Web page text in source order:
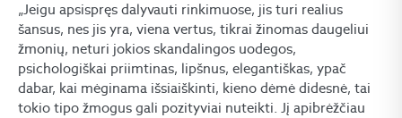
„Jeigu apsispręs dalyvauti rinkimuose, jis turi realius
šansus, nes jis yra, viena vertus, tikrai žinomas daugeliui
žmonių, neturi jokios skandalingos uodegos,
psichologiškai priimtinas, lipšnus, elegantiškas, ypač
dabar, kai mėginama išsiaiškinti, kieno dėmė didesnė, tai
tokio tipo žmogus gali pozityviai nuteikti. Jį apibrėžčiau